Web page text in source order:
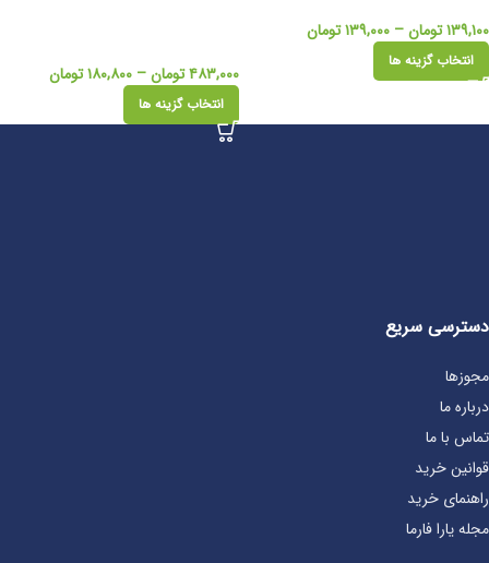
۱۳۹,۱۰۰تومان– ۱۳۹,۰۰۰تومان
انتخاب گزینه ها
۴۸۳,۰۰۰تومان– ۱۸۰,۸۰۰تومان
انتخاب گزینه ها
دسترسی سریع
مجوزها
درباره ما
تماس با ما
قوانین خرید
راهنمای خرید
مجله یارا فارما